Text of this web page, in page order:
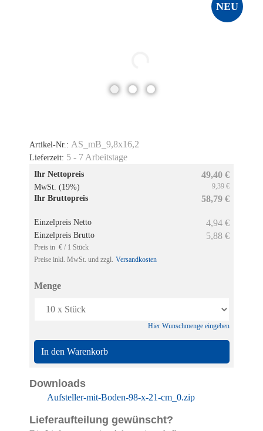
NEU
Artikel-Nr.: AS_mB_9,8x16,2
Lieferzeit: 5 - 7 Arbeitstage
Ihr Nettopreis 49,40 €
MwSt. (19%) 9,39 €
Ihr Bruttopreis 58,79 €
Einzelpreis Netto 4,94 €
Einzelpreis Brutto 5,88 €
Preis in € / 1 Stück
Preise inkl. MwSt. und zzgl. Versandkosten
Menge
Hier Wunschmenge eingeben
In den Warenkorb
Downloads
Aufsteller-mit-Boden-98-x-21-cm_0.zip
Lieferaufteilung gewünscht?